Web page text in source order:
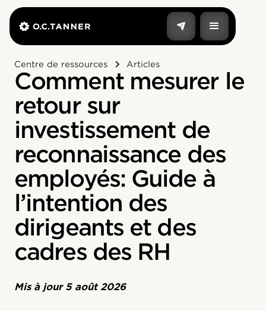
Centre de ressources Articles
Comment mesurer le
retour sur
investissement de
reconnaissance des
employés: Guide à
l’intention des
dirigeants et des
cadres des RH
Mis à jour 5 août 2026